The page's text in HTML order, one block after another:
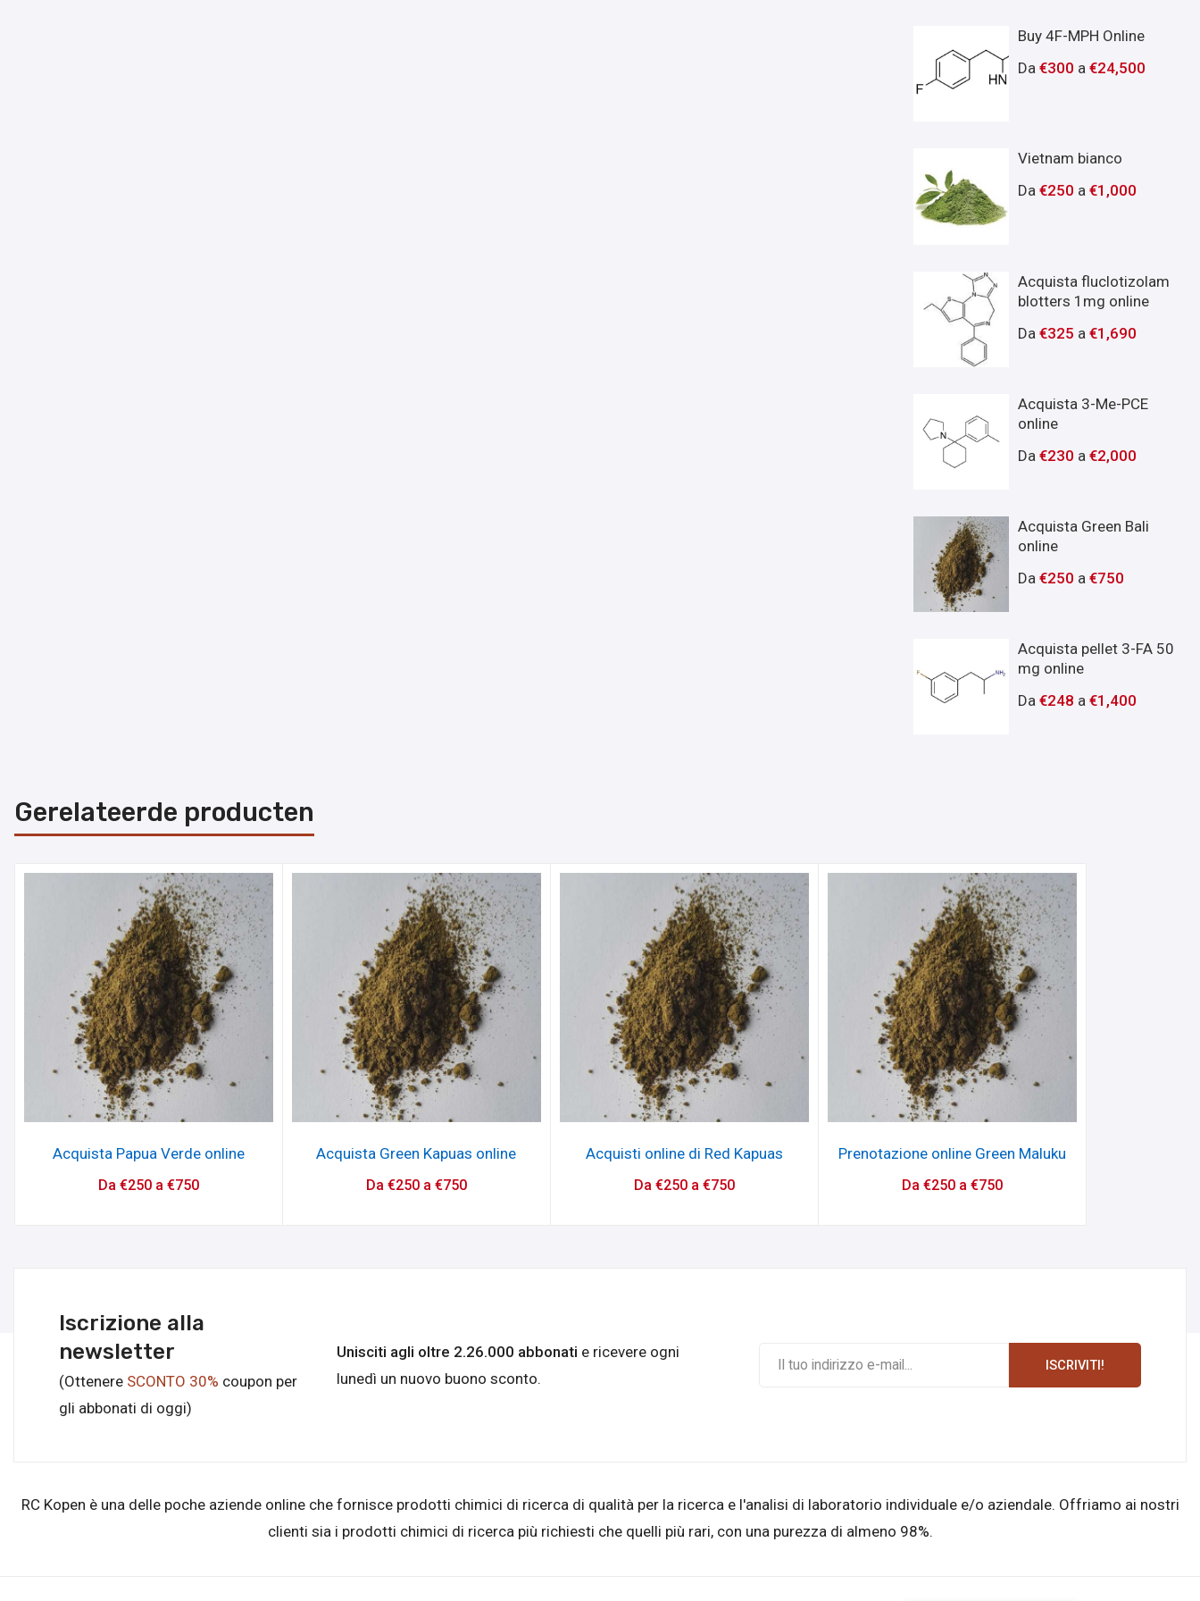
Buy 4F-MPH Online
Da€300 a€24,500
Vietnam bianco
Da€250 a€1,000
Acquista fluclotizolam
blotters 1mg online
Da€325 a€1,690
Acquista 3-Me-PCE
online
Da€230 a€2,000
Acquista Green Bali
online
Da€250 a€750
Acquista pellet 3-FA 50
mg online
Da€248 a€1,400
Gerelateerde producten
Acquista Papua Verde online
Da €250a €750
Acquista Green Kapuas online
Da €250a €750
Acquisti online di Red Kapuas
Da €250a €750
Prenotazione online Green Maluku
Da €250a €750
Iscrizione alla
newsletter
(Ottenere SCONTO 30% coupon per
gli abbonati di oggi)
Unisciti agli oltre 2.26.000 abbonati e ricevere ogni
lunedì un nuovo buono sconto.
ISCRIVITI!
RC Kopen è una delle poche aziende online che fornisce prodotti chimici di ricerca di qualità per la ricerca e l'analisi di laboratorio individuale e/o aziendale. Offriamo ai nostri
clienti sia i prodotti chimici di ricerca più richiesti che quelli più rari, con una purezza di almeno 98%.